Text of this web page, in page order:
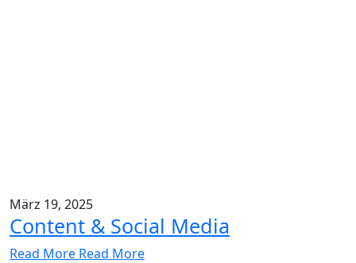
März 19, 2025
Content & Social Media
Read More Read More